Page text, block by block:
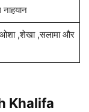
,शेखा ,सलामा और
Khalifa